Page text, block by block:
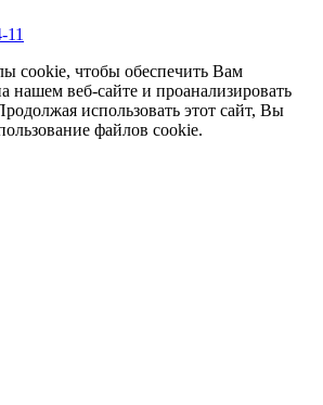
11
cookie, чтобы обеспечить Вам
нашем веб-сайте и проанализировать
использовать этот сайт, Вы
файлов cookie.